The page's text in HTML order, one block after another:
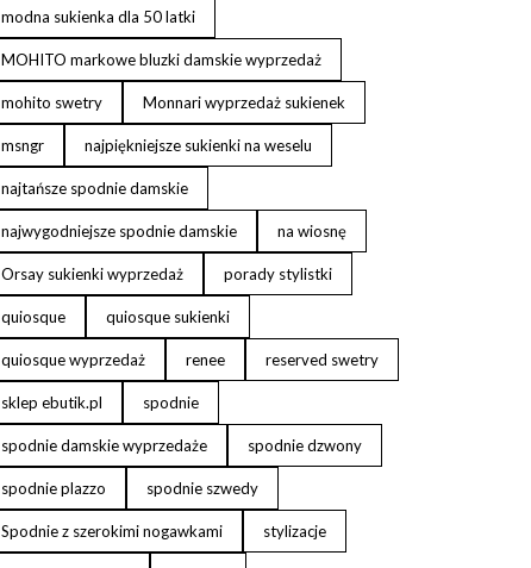
modna sukienka dla 50 latki
MOHITO markowe bluzki damskie wyprzedaż
mohito swetry Monnari wyprzedaż sukienek
msngr najpiękniejsze sukienki na weselu
najtańsze spodnie damskie
najwygodniejsze spodnie damskie na wiosnę
Orsay sukienki wyprzedaż porady stylistki
quiosque quiosque sukienki
quiosque wyprzedaż renee reserved swetry
sklep ebutik.pl spodnie
spodnie damskie wyprzedaże spodnie dzwony
spodnie plazzo spodnie szwedy
Spodnie z szerokimi nogawkami stylizacje